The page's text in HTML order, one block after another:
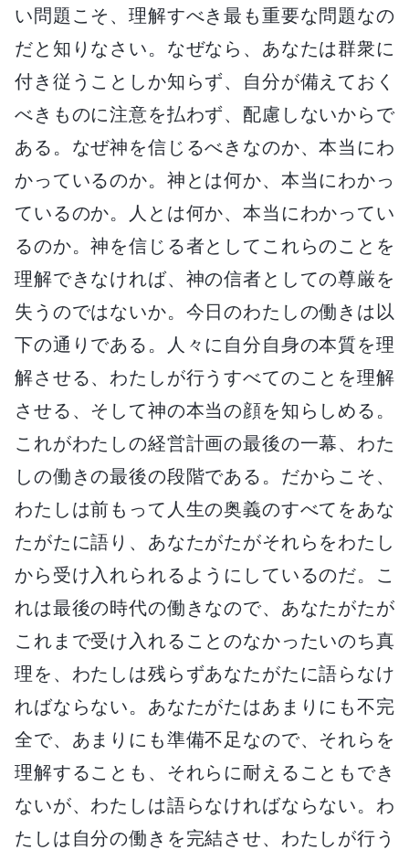
い問題こそ、理解すべき最も重要な問題なの
だと知りなさい。なぜなら、あなたは群衆に
付き従うことしか知らず、自分が備えておく
べきものに注意を払わず、配慮しないからで
ある。なぜ神を信じるべきなのか、本当にわ
かっているのか。神とは何か、本当にわかっ
ているのか。人とは何か、本当にわかってい
るのか。神を信じる者としてこれらのことを
理解できなければ、神の信者としての尊厳を
失うのではないか。今日のわたしの働きは以
下の通りである。人々に自分自身の本質を理
解させる、わたしが行うすべてのことを理解
させる、そして神の本当の顔を知らしめる。
これがわたしの経営計画の最後の一幕、わた
しの働きの最後の段階である。だからこそ、
わたしは前もって人生の奥義のすべてをあな
たがたに語り、あなたがたがそれらをわたし
から受け入れられるようにしているのだ。こ
れは最後の時代の働きなので、あなたがたが
これまで受け入れることのなかったいのち真
理を、わたしは残らずあなたがたに語らなけ
ればならない。あなたがたはあまりにも不完
全で、あまりにも準備不足なので、それらを
理解することも、それらに耐えることもでき
ないが、わたしは語らなければならない。わ
たしは自分の働きを完結させ、わたしが行う